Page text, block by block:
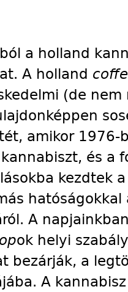
a holland
A holland
(de
amikor 1976-
és a
kezdtek
A
ok helyi
bezárják, a
A